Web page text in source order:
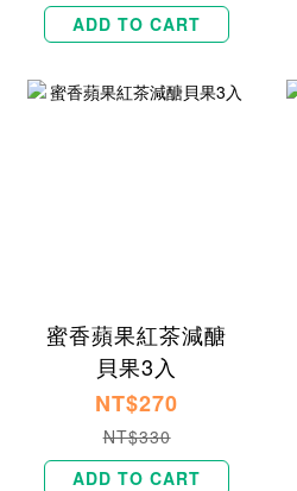
ADD TO CART
蜜香蘋果紅茶減醣
貝果3入
NT$270
NT$330
ADD TO CART